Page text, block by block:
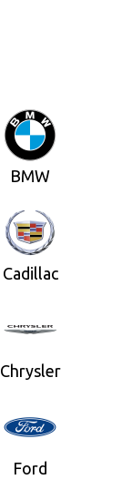
BMW
Cadillac
Chrysler
Ford